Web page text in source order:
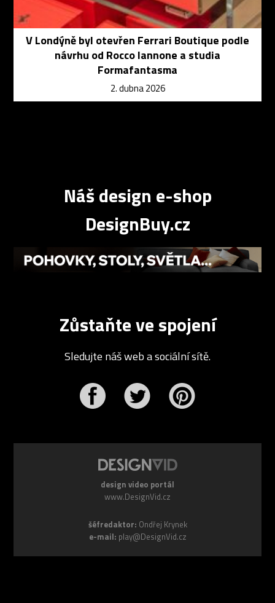
V Londýně byl otevřen Ferrari Boutique podle
návrhu od Rocco Iannone a studia
Formafantasma
2. dubna 2026
Náš design e-shop
DesignBuy.cz
Zůstaňte ve spojení
Sledujte náš web a sociální sítě.
design video portál
www.DesignVid.cz
šéfredaktor: Ondřej Krynek
e-mail: play@DesignVid.cz